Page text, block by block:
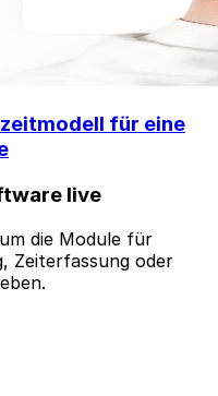
für eine
live
die Module für
Zeiterfassung oder